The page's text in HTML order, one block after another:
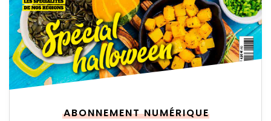
ABONNEMENT NUMÉRIQUE